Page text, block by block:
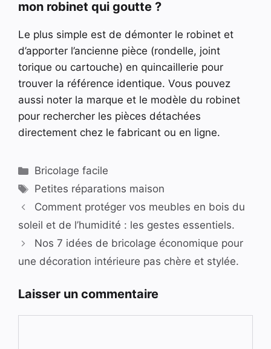
mon robinet qui goutte ?
Le plus simple est de démonter le robinet et
d’apporter l’ancienne pièce (rondelle, joint
torique ou cartouche) en quincaillerie pour
trouver la référence identique. Vous pouvez
aussi noter la marque et le modèle du robinet
pour rechercher les pièces détachées
directement chez le fabricant ou en ligne.
Catégories
Bricolage facile
Étiquettes
Petites réparations maison
Comment protéger vos meubles en bois du
soleil et de l’humidité : les gestes essentiels.
Nos 7 idées de bricolage économique pour
une décoration intérieure pas chère et stylée.
Laisser un commentaire